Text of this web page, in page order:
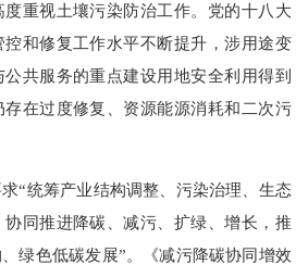
重视土壤污染防治工作。党的十八大
和修复工作水平不断提升，涉用途变
共服务的重点建设用地安全利用得到
在过度修复、资源能源消耗和二次污
统筹产业结构调整、污染治理、生态
同推进降碳、减污、扩绿、增长，推
绿色低碳发展”。《减污降碳协同增效